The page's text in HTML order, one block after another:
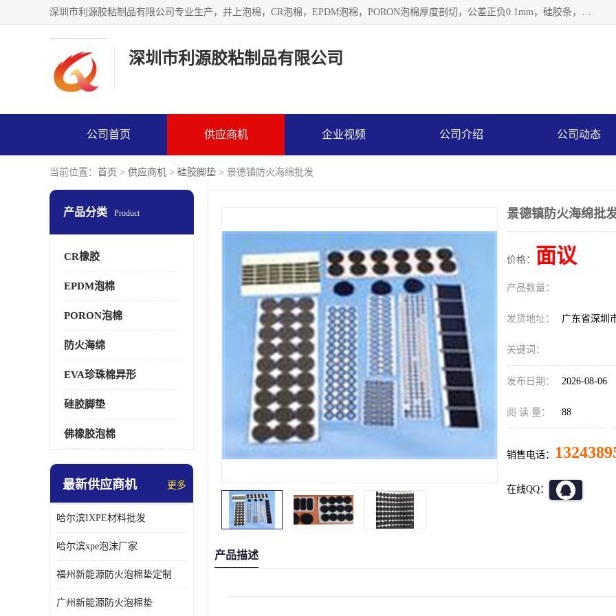
深圳市利源胶粘制品有限公司专业生产，井上泡棉，CR泡棉，EPDM泡棉，PORON泡棉厚度剖切，公差正负0.1mm，硅胶条，脚垫，异形一次成型，雕刻EVA海绵；包装材料:精密仪器、医疗器具、运输时缓冲、防震材料。建筑:住房装潢材料、房屋门窗密封；轻便、强韧性：轻便并且具有较强的韧性，良好的耐油性与耐溶剂性。隔热性：导热性低具有优越的保温性，具有的回弹性。
深圳市利源胶粘制品有限公司
公司首页 供应商机 企业视频 公司介绍 公司动态
当前位置： 首页 > 供应商机 > 硅胶脚垫 > 景德镇防火海绵批发
产品分类 Product
CR橡胶
EPDM泡棉
PORON泡棉
防火海绵
EVA珍珠棉异形
硅胶脚垫
佛橡胶泡棉
最新供应商机 更多
哈尔滨IXPE材料批发
哈尔滨xpe泡沫厂家
福州新能源防火泡棉垫定制
广州新能源防火泡棉垫
景德镇防火海绵批
价格： 面议
产品数量：
发货地址： 广东省深圳
关键词：
发布日期： 2026-08-06
阅 读 量： 88
销售电话：
在线QQ：
产品描述